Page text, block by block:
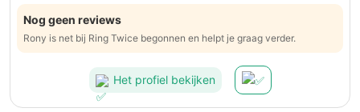
Nog geen reviews
Rony is net bij Ring Twice begonnen en helpt je graag verder.
Het profiel bekijken